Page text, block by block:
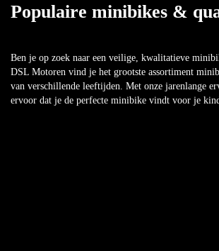
Populaire minibikes &
Ben je op zoek naar een veilige, kwalitatieve
DSL Motoren vind je het grootste assortiment
van verschillende leeftijden. Met onze jarenlange
ervoor dat je de perfecte minibike vindt voor je